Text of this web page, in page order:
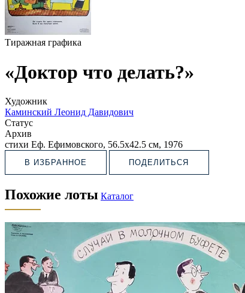
Тиражная графика
«Доктор что делать?»
Художник
Каминский Леонид Давидович
Статус
Архив
стихи Еф. Ефимовского, 56.5х42.5 см, 1976
В ИЗБРАННОЕ ПОДЕЛИТЬСЯ
Похожие лоты Каталог